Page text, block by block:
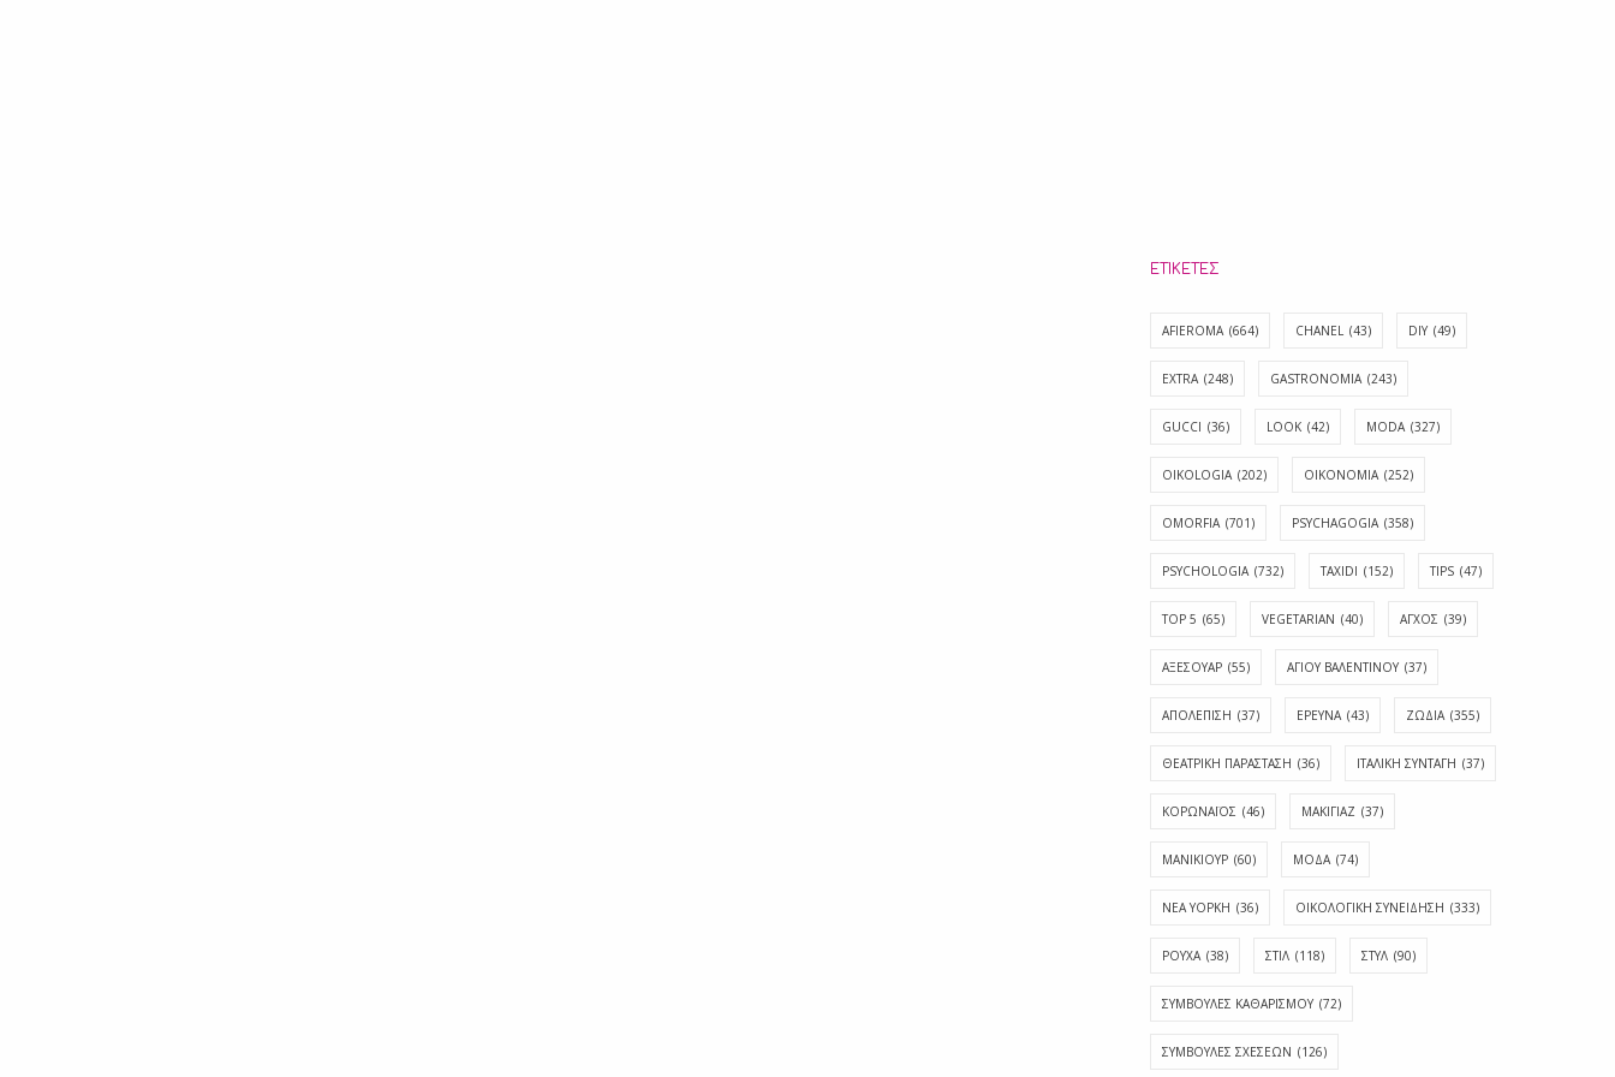
ΕΤΙΚΈΤΕΣ
AFIEROMA (664) CHANEL (43) DIY (49)
EXTRA (248) GASTRONOMIA (243)
GUCCI (36) LOOK (42) MODA (327)
OIKOLOGIA (202) OIKONOMIA (252)
OMORFIA (701) PSYCHAGOGIA (358)
PSYCHOLOGIA (732) TAXIDI (152) TIPS (47)
TOP 5 (65) VEGETARIAN (40) ΑΓΧΟΣ (39)
ΑΞΕΣΟΥΑΡ (55) ΑΓΊΟΥ ΒΑΛΕΝΤΊΝΟΥ (37)
ΑΠΟΛΈΠΙΣΗ (37) ΕΡΕΥΝΑ (43) ΖΩΔΙΑ (355)
ΘΕΑΤΡΙΚΗ ΠΑΡΑΣΤΑΣΗ (36) ΙΤΑΛΙΚΗ ΣΥΝΤΑΓΗ (37)
ΚΟΡΩΝΑΪΟΣ (46) ΜΑΚΙΓΙΑΖ (37)
ΜΑΝΙΚΙΟΥΡ (60) ΜΟΔΑ (74)
ΝΕΑ ΥΟΡΚΗ (36) ΟΙΚΟΛΟΓΙΚΗ ΣΥΝΕΙΔΗΣΗ (333)
ΡΟΥΧΑ (38) ΣΤΙΛ (118) ΣΤΥΛ (90)
ΣΥΜΒΟΥΛΕΣ ΚΑΘΑΡΙΣΜΟΥ (72)
ΣΥΜΒΟΥΛΕΣ ΣΧΕΣΕΩΝ (126)